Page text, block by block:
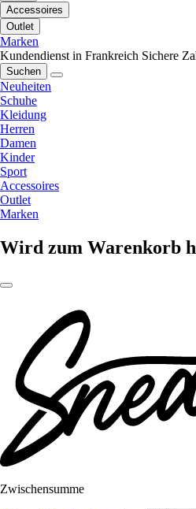
Accessoires
Outlet
Marken
Kundendienst in Frankreich Sichere
Suchen
Neuheiten
Schuhe
Kleidung
Herren
Damen
Kinder
Sport
Accessoires
Outlet
Marken
Wird zum Warenkorb
Zwischensumme